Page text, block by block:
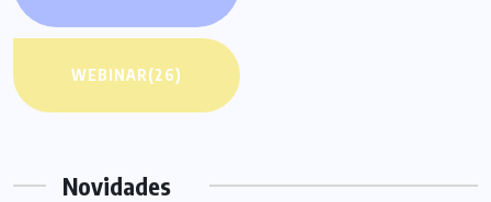
WEBINAR(26)
Novidades